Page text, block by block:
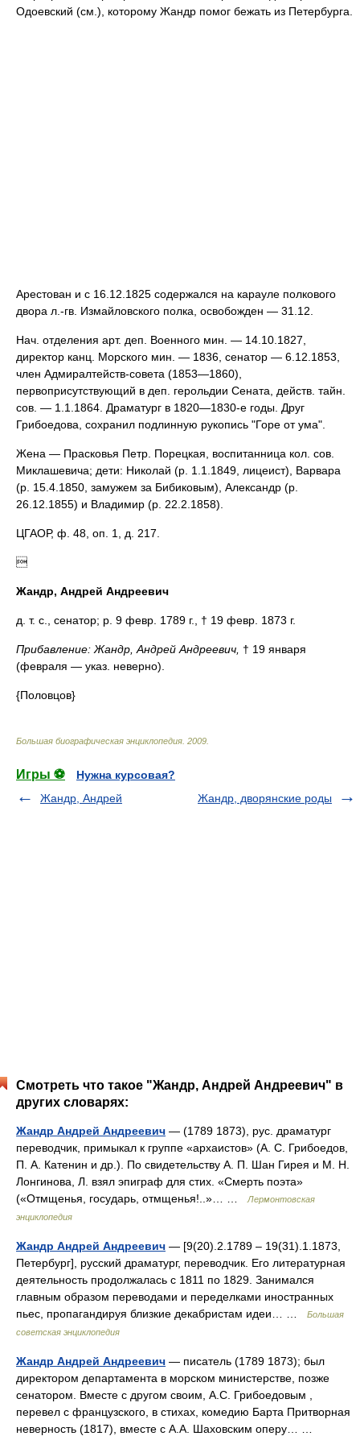
Одоевский (см.), которому Жандр помог бежать из Петербурга.
Арестован и с 16.12.1825 содержался на карауле полкового
двора л.-гв. Измайловского полка, освобожден — 31.12.
Нач. отделения арт. деп. Военного мин. — 14.10.1827,
директор канц. Морского мин. — 1836, сенатор — 6.12.1853,
член Адмиралтейств-совета (1853—1860),
первоприсутствующий в деп. герольдии Сената, действ. тайн.
сов. — 1.1.1864. Драматург в 1820—1830-е годы. Друг
Грибоедова, сохранил подлинную рукопись "Горе от ума".
Жена — Прасковья Петр. Порецкая, воспитанница кол. сов.
Миклашевича; дети: Николай (р. 1.1.1849, лицеист), Варвара
(р. 15.4.1850, замужем за Бибиковым), Александр (р.
26.12.1855) и Владимир (р. 22.2.1858).
ЦГАОР, ф. 48, оп. 1, д. 217.

Жандр, Андрей Андреевич
д. т. с., сенатор; р. 9 февр. 1789 г., † 19 февр. 1873 г.
Прибавление: Жандр, Андрей Андреевич, † 19 января
(февраля — указ. неверно).
{Половцов}
Большая биографическая энциклопедия 2009
Игры ⚽
Нужна курсовая?
Жандр, Андрей
Жандр, дворянские роды
Смотреть что такое "Жандр, Андрей Андреевич" в
других словарях:
Жандр Андрей Андреевич — (1789 1873), рус. драматург
переводчик, примыкал к группе «архаистов» (А. С. Грибоедов,
П. А. Катенин и др.). По свидетельству А. П. Шан Гирея и М. Н.
Лонгинова, Л. взял эпиграф для стих. «Смерть поэта»
(«Отмщенья, государь, отмщенья!..»… …
Лермонтовская
энциклопедия
Жандр Андрей Андреевич — [9(20).2.1789 ‒ 19(31).1.1873,
Петербург], русский драматург, переводчик. Его литературная
деятельность продолжалась с 1811 по 1829. Занимался
главным образом переводами и переделками иностранных
пьес, пропагандируя близкие декабристам идеи… …
Большая
советская энциклопедия
Жандр Андрей Андреевич — писатель (1789 1873); был
директором департамента в морском министерстве, позже
сенатором. Вместе с другом своим, А.С. Грибоедовым ,
перевел с французского, в стихах, комедию Барта Притворная
неверность (1817), вместе с А.А. Шаховским оперу… …